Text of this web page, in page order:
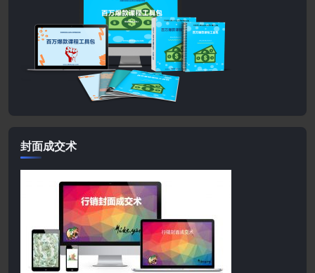
封面成交术